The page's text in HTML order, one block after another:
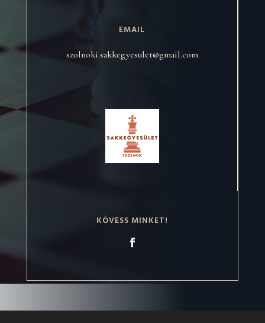
EMAIL
szolnoki.sakkegyesulet@gmail.com
KÖVESS MINKET!